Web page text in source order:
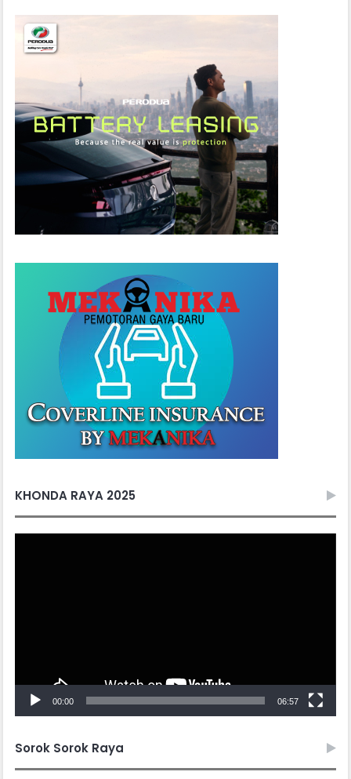
KHONDA RAYA 2025
00:00 06:57
Sorok Sorok Raya